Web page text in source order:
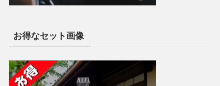
お得なセット画像